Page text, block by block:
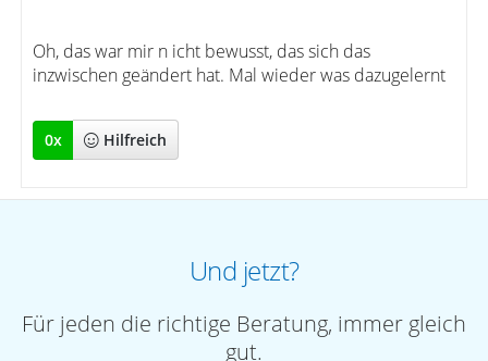
Oh, das war mir n icht bewusst, das sich das
inzwischen geändert hat. Mal wieder was dazugelernt
0x Hilfreich
Und jetzt?
Für jeden die richtige Beratung, immer gleich
gut.